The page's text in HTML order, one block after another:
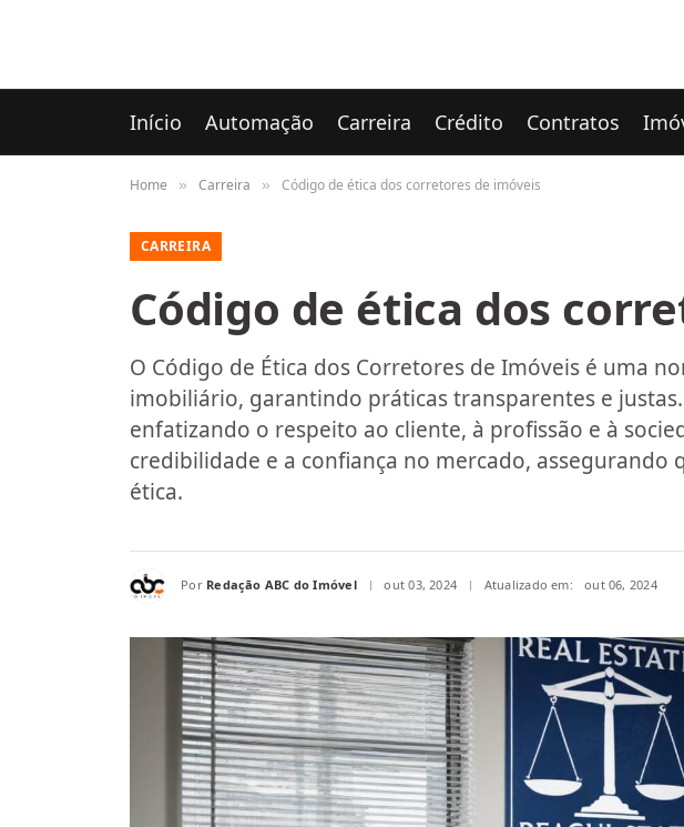
Início Automação Carreira Crédito Contratos
Home » Carreira » Código de ética dos corretores de imóveis
CARREIRA
Código de ética dos
O Código de Ética dos Corretores de Imóveis é uma
imobiliário, garantindo práticas transparentes e
enfatizando o respeito ao cliente, à profissão e à
credibilidade e a confiança no mercado,
ética.
Por Redação ABC do Imóvel out 03, 2024 Atualizado em: out 06, 2024